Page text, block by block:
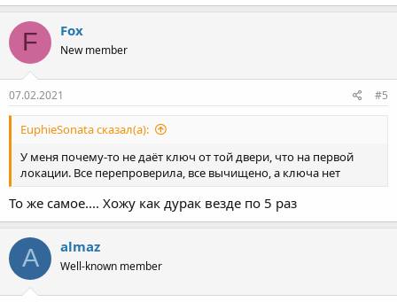
F Fox
New member
07.02.2021 #5
EuphieSonata сказал(а):
У меня почему-то не даёт ключ от той двери, что на первой
локации. Все перепроверила, все вычищено, а ключа нет
То же самое.... Хожу как дурак везде по 5 раз
A almaz
Well-known member